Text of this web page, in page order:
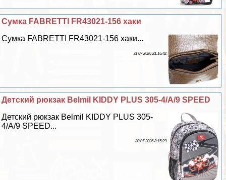
Сумка FABRETTI FR43021-156 хаки
Сумка FABRETTI FR43021-156 хаки...
31 07 2026 21:16:42
Детский рюкзак Belmil KIDDY PLUS 305-4/A/9 SPEED
Детский рюкзак Belmil KIDDY PLUS 305-
4/A/9 SPEED...
30 07 2026 8:15:29